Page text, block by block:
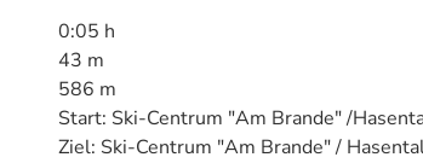
0:05 h
43 m
586 m
Start: Ski-Centrum "Am Brande" /
Ziel: Ski-Centrum "Am Brande" /